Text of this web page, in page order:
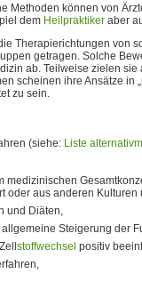
Methoden können von
dem Heilpraktiker aber
Therapierichtungen von
getragen. Solche
ab. Teilweise zielen
scheinen ihre Ansätze
zu sein.
(siehe: Liste
medizinischen
oder aus anderen Kulturen
und Diäten,
Steigerung der
stoffwechsel positiv